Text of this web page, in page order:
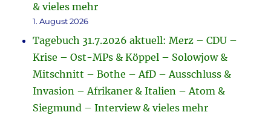
& vieles mehr
1. August 2026
Tagebuch 31.7.2026 aktuell: Merz – CDU –
Krise – Ost-MPs & Köppel – Solowjow &
Mitschnitt – Bothe – AfD – Ausschluss &
Invasion – Afrikaner & Italien – Atom &
Siegmund – Interview & vieles mehr